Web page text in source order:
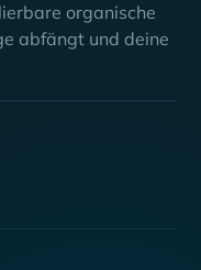
organische
abfängt und deine